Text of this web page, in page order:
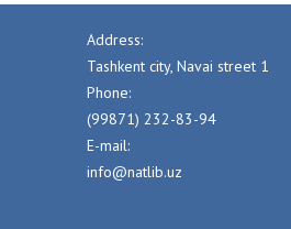
Address:
Tashkent city, Navai street 1
Phone:
(99871) 232-83-94
E-mail:
info@natlib.uz